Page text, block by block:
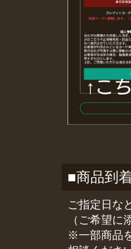
■商品到
ご指定日な
（ご希望
※一部商品